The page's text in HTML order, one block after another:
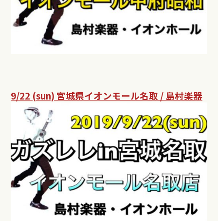
9/22 (sun) 宮城県イオンモール名取 / 島村楽器